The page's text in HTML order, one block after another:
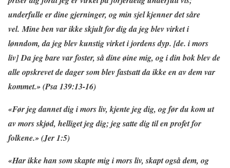
underfulle er dine gjerninger, og min sjel kjenner det såre
vel. Mine ben var ikke skjult for dig da jeg blev virket i
lønndom, da jeg blev kunstig virket i jordens dyp. [de. i mors
liv] Da jeg bare var foster, så dine øine mig, og i din bok blev de
alle opskrevet de dager som blev fastsatt da ikke en av dem var
kommet.» (Psa 139:13-16)
«Før jeg dannet dig i mors liv, kjente jeg dig, og før du kom ut
av mors skjød, helliget jeg dig; jeg satte dig til en profet for
folkene.» (Jer 1:5)
«Har ikke han som skapte mig i mors liv, skapt også dem, og